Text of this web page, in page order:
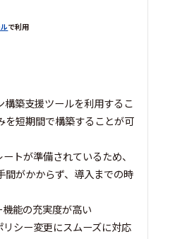
で利用
構築支援ツールを利用するこ
を短期間で構築することが可
トが準備されているため、
がかからず、導入までの時
能の充実度が高い
シー変更にスムーズに対応